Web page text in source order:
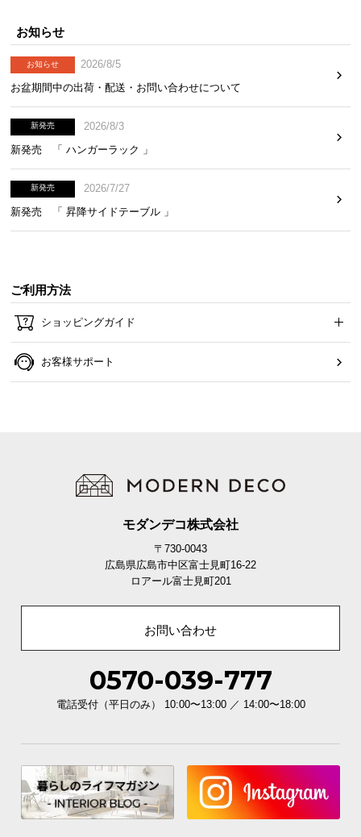
た。お部屋馴染みの良い美しいデザインです。
安心して収納できる耐荷重
いものを収納しても安心して使用いただけます。
お知らせ
お知らせ
2026/8/5
お盆期間中の出荷・配送・お問い合わせについて
新発売
2026/8/3
新発売 「 ハンガーラック 」
新発売
2026/7/27
新発売 「 昇降サイドテーブル 」
ご利用方法
ショッピングガイド
お客様サポート
モダンデコ株式会社
〒730-0043
広島県広島市中区富士見町16-22
ロアール富士見町201
お問い合わせ
0570-039-777
電話受付（平日のみ） 10:00〜13:00 ／ 14:00〜18:00